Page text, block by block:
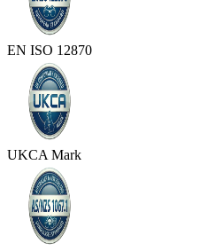
EN ISO 12870
UKCA Mark